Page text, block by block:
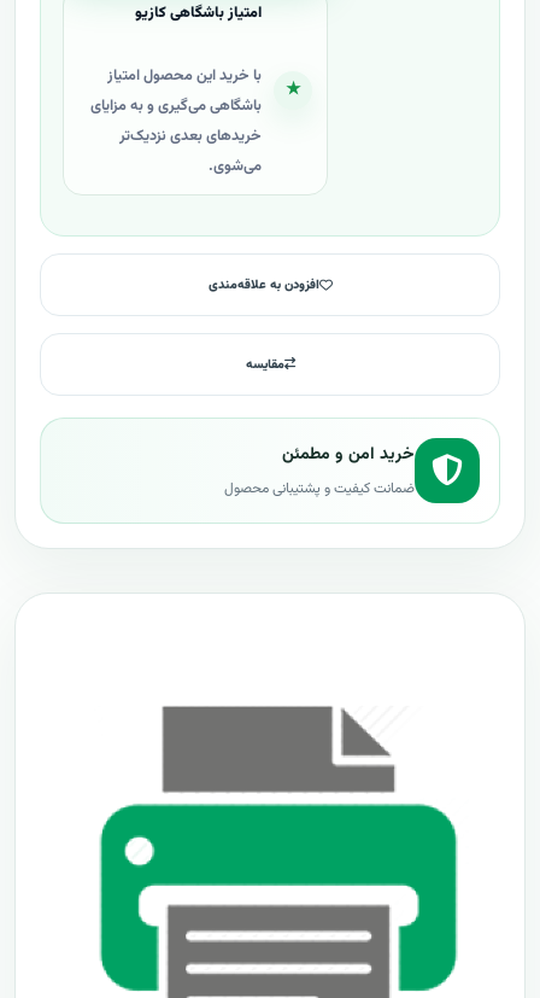
★
امتیاز باشگاهی کازیو
با خرید این محصول امتیاز
باشگاهی می‌گیری و به مزایای
خریدهای بعدی نزدیک‌تر
می‌شوی.
افزودن به علاقه‌مندی
مقایسه
خرید امن و مطمئن
ضمانت کیفیت و پشتیبانی محصول